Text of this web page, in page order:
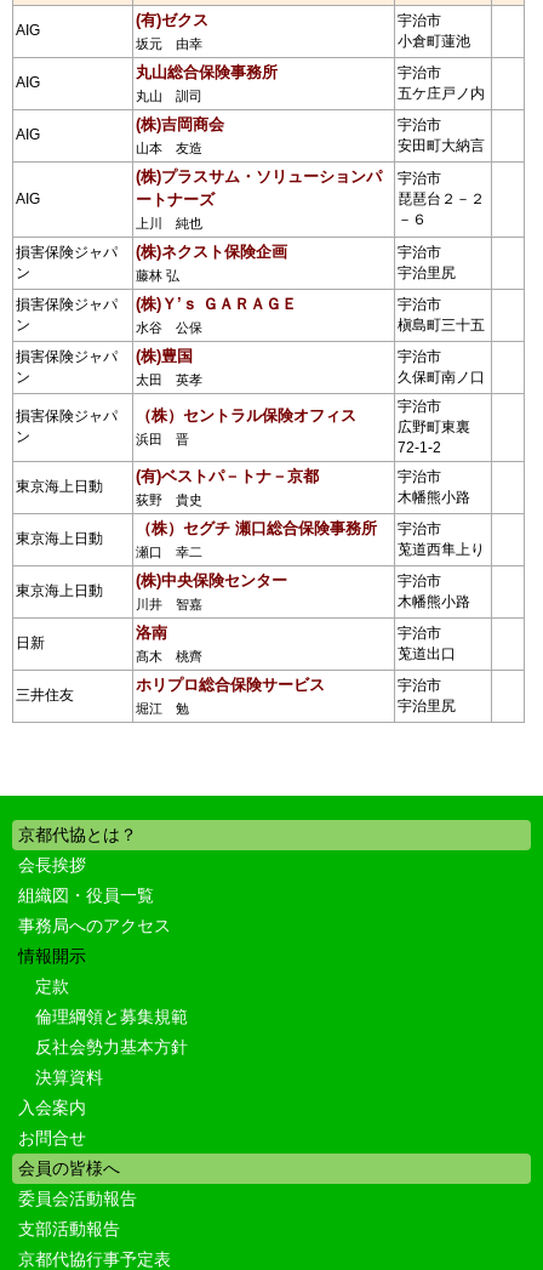
AIG
(有)ゼクス
坂元 由幸
宇治市
小倉町蓮池
AIG
丸山総合保険事務所
丸山 訓司
宇治市
五ケ庄戸ノ内
AIG
(株)吉岡商会
山本 友造
宇治市
安田町大納言
AIG
(株)プラスサム・ソリューションパ
ートナーズ
上川 純也
宇治市
琵琶台２－２
－６
損害保険ジャパ
ン
(株)ネクスト保険企画
藤林 弘
宇治市
宇治里尻
損害保険ジャパ
ン
(株)Ｙ’ｓ ＧＡＲＡＧＥ
水谷 公保
宇治市
槇島町三十五
損害保険ジャパ
ン
(株)豊国
太田 英孝
宇治市
久保町南ノ口
損害保険ジャパ
ン
（株）セントラル保険オフィス
浜田 晋
宇治市
広野町東裏
72-1-2
東京海上日動
(有)ベストパ－トナ－京都
荻野 貴史
宇治市
木幡熊小路
東京海上日動
（株）セグチ 瀬口総合保険事務所
瀬口 幸二
宇治市
莵道西隼上り
東京海上日動
(株)中央保険センター
川井 智嘉
宇治市
木幡熊小路
日新
洛南
髙木 桃齊
宇治市
莵道出口
三井住友
ホリプロ総合保険サービス
堀江 勉
宇治市
宇治里尻
京都代協とは？
会長挨拶
組織図・役員一覧
事務局へのアクセス
情報開示
定款
倫理綱領と募集規範
反社会勢力基本方針
決算資料
入会案内
お問合せ
会員の皆様へ
委員会活動報告
支部活動報告
京都代協行事予定表